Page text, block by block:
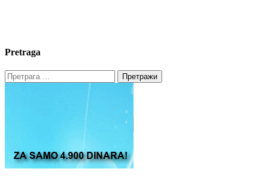
Pretraga
Претрага
за: